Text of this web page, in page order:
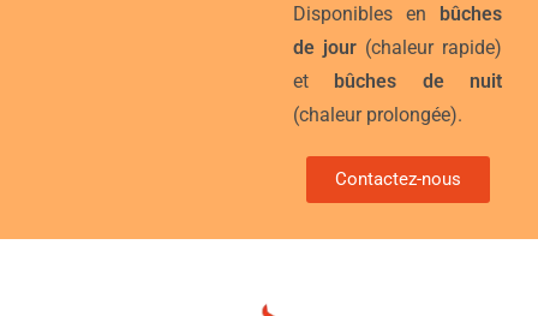
Disponibles en bûches
de jour (chaleur rapide)
et bûches de nuit
(chaleur prolongée).
Contactez-nous